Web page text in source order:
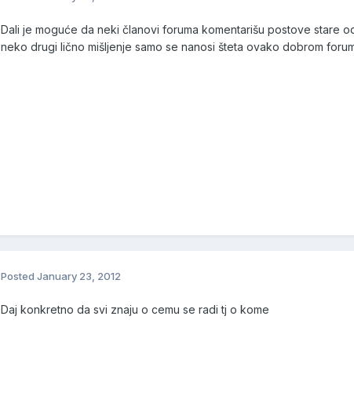
Dali je moguće da neki članovi foruma komentarišu postove stare
neko drugi lično mišljenje samo se nanosi šteta ovako dobrom
Posted January 23, 2012
Daj konkretno da svi znaju o cemu se radi tj o kome